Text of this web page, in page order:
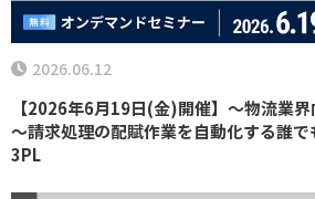
【2026年6月19日(金)開催】～物流業
～請求処理の配賦作業を自動化する誰
3PL
2026.06.12